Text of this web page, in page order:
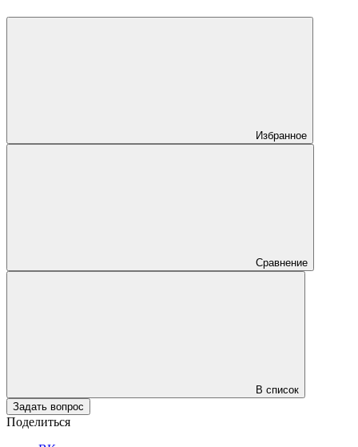
Избранное
Сравнение
В список
Задать вопрос
Поделиться